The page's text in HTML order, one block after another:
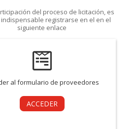
del proceso de licitación, es
registrarse en el en el
siguiente enlace

al formulario de proveedores
ACCEDER